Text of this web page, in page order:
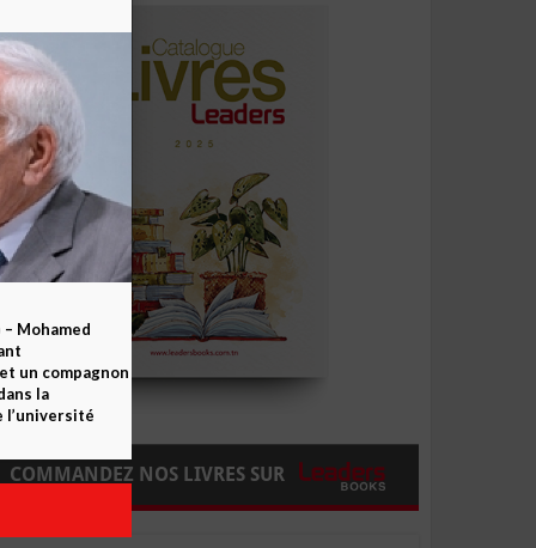
COMMANDEZ NOS LIVRES SUR
Mohamed
un compagnon
la
l’université